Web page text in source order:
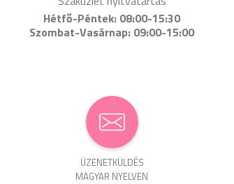
Hétfő-Péntek: 08:00-15:30
Szombat-Vasárnap: 09:00-15:00
ÜZENET­KÜLDÉS
MAGYAR NYELVEN